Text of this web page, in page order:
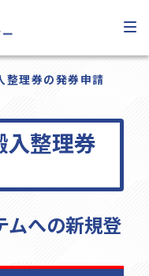
整理券の発券申請
入整理券
ムへの新規登